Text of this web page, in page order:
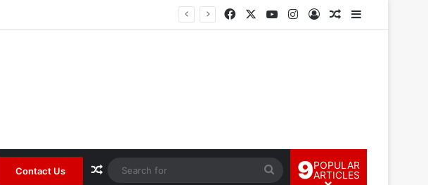
FacebookYouTubeInstagram
Log InRandom Article
Sidebar
Contact Us Random Article
Search
9POPULAR
ARTICLES